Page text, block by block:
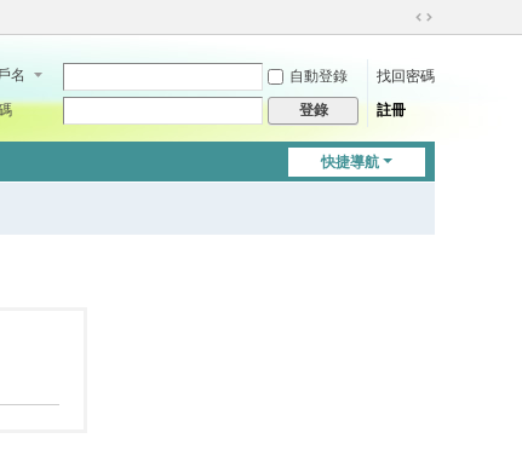
切
到
名 自動登錄
找回密碼
登錄 註冊
快捷導航